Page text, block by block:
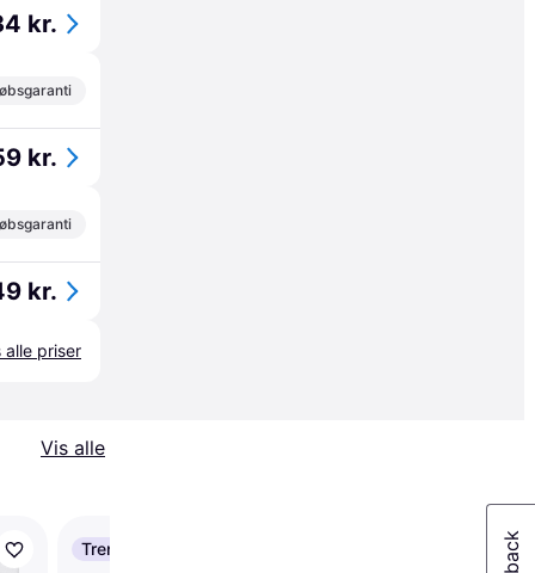
kr.
kr.
kr.
alle priser
Vis alle
Trender